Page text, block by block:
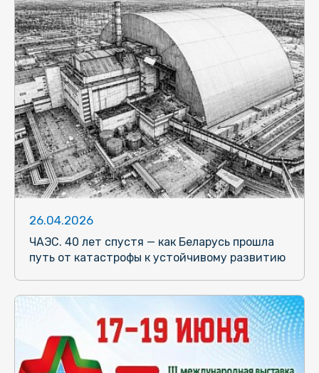
26.04.2026
ЧАЭС. 40 лет спустя — как Беларусь прошла
путь от катастрофы к устойчивому развитию